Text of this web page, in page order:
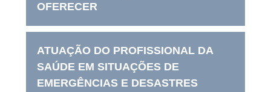
OFERECER
ATUAÇÃO DO PROFISSIONAL DA
SAÚDE EM SITUAÇÕES DE
EMERGÊNCIAS E DESASTRES